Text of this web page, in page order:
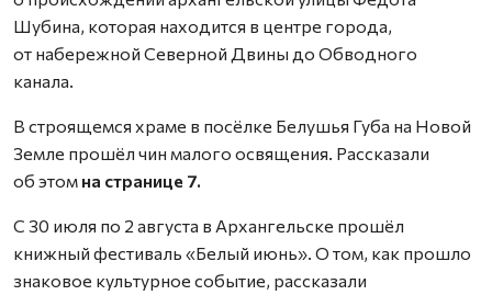
Шубина, которая находится в центре города,
от набережной Северной Двины до Обводного
канала.
В строящемся храме в посёлке Белушья Губа на Новой
Земле прошёл чин малого освящения. Рассказали
об этом на странице 7.
С 30 июля по 2 августа в Архангельске прошёл
книжный фестиваль «Белый июнь». О том, как прошло
знаковое культурное событие, рассказали